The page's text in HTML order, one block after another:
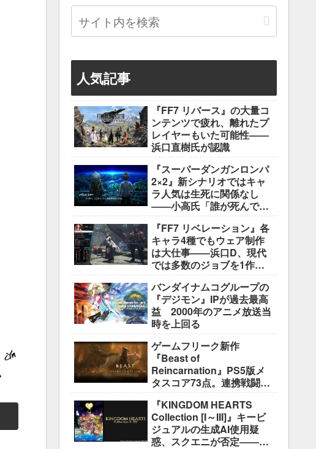
人気記事
『FF7 リバース』の大量コ
ンテンツで疲れ、離れたプ
レイヤーもいた可能性――
浜口直樹氏が認識
『スーパーダンガンロンパ
2×2』新シナリオではキャ
ラ人気は生死に関係なし
――小高氏「誰が死んでも
で」
『FF7 リベレーション』各
キャラ4種でもウェア制作
は大仕事――浜口D、現代
では多数のジョブを1作に
説明
バンダイナムコグループの
『デジモン』IPが過去最高
益 2000年のアニメ放送当
時を上回る
ゲームフリーク新作
『Beast of
Reincarnation』PS5版メ
タスコア73点。連携戦闘は
き”には不満
『KINGDOM HEARTS
Collection [I～III]』キービ
ジュアルの生成AI使用疑
惑、スクエニが否定――不